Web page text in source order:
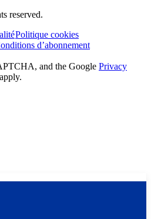
reserved.
Politique cookies
d’abonnement
and the Google Privacy
apply.